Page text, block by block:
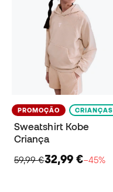
PROMOÇÃO CRIANÇAS
Sweatshirt Kobe
Criança
59,99 €32,99 €−45%